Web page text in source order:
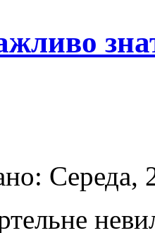
Середа,